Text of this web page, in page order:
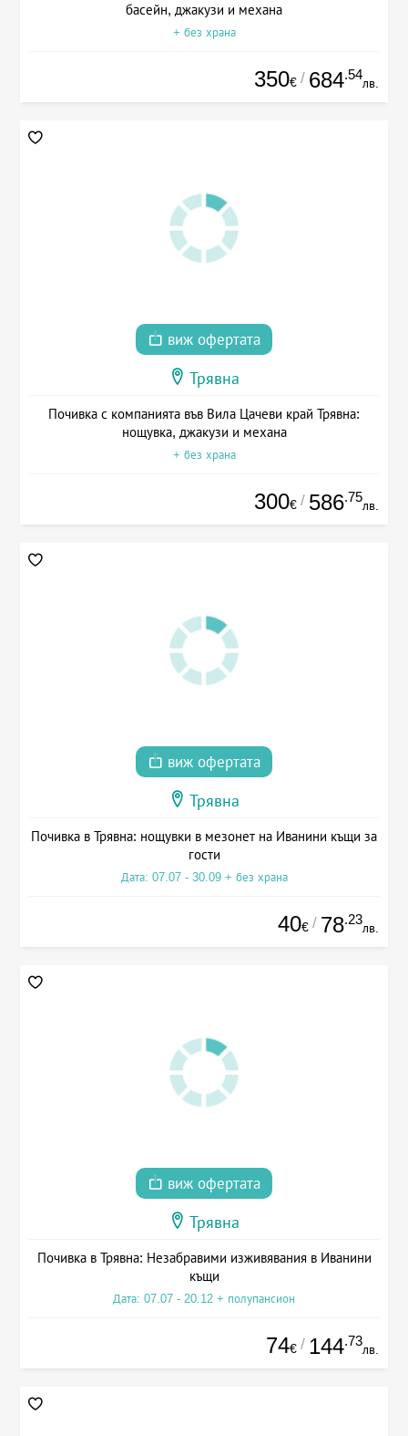
басейн, джакузи и механа
+ без храна
350€ / 684.54
лв.
виж офертата
Трявна
Почивка с компанията във Вила Цачеви край Трявна:
нощувка, джакузи и механа
+ без храна
300€ / 586.75
лв.
виж офертата
Трявна
Почивка в Трявна: нощувки в мезонет на Иванини къщи за
гости
Дата: 07.07 - 30.09 + без храна
40€ / 78.23
лв.
виж офертата
Трявна
Почивка в Трявна: Незабравими изживявания в Иванини
къщи
Дата: 07.07 - 20.12 + полупансион
74€ / 144.73
лв.